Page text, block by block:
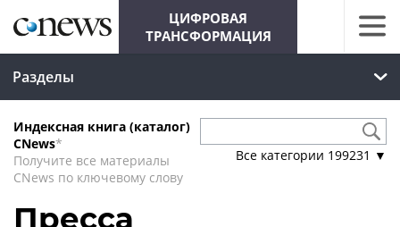
ЦИФРОВАЯ
ТРАНСФОРМАЦИЯ
Разделы
Индексная книга (каталог)
CNews*
Получите все материалы
CNews по ключевому слову
Все категории 199231 ▼
Пресса